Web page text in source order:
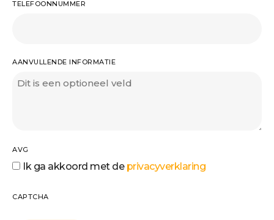
TELEFOONNUMMER
AANVULLENDE INFORMATIE
AVG
Ik ga akkoord met de privacyverklaring
CAPTCHA